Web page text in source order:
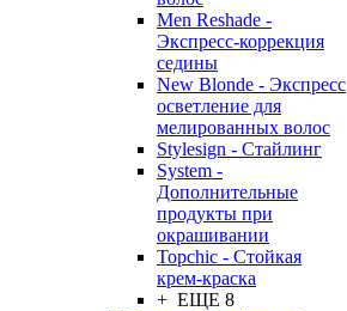
Men Reshade -
Экспресс-коррекция
седины
New Blonde - Экспресс
осветление для
мелированных волос
Stylesign - Стайлинг
System -
Дополнительные
продукты при
окрашивании
Topchic - Стойкая
крем-краска
+ ЕЩЕ 8